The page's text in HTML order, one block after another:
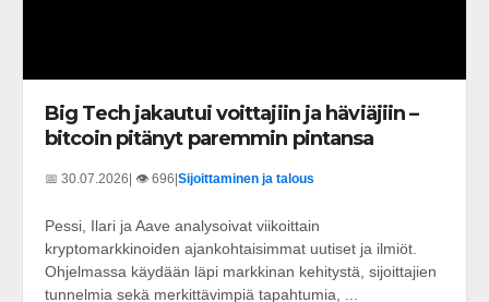
Big Tech jakautui voittajiin ja häviäjiin –
bitcoin pitänyt paremmin pintansa
📅 30.07.2026| 👁️ 696|Sijoittaminen ja talous
Pessi, Ilari ja Aave analysoivat viikoittain
kryptomarkkinoiden ajankohtaisimmat uutiset ja ilmiöt.
Ohjelmassa käydään läpi markkinan kehitystä, sijoittajien
tunnelmia sekä merkittävimpiä tapahtumia, ...